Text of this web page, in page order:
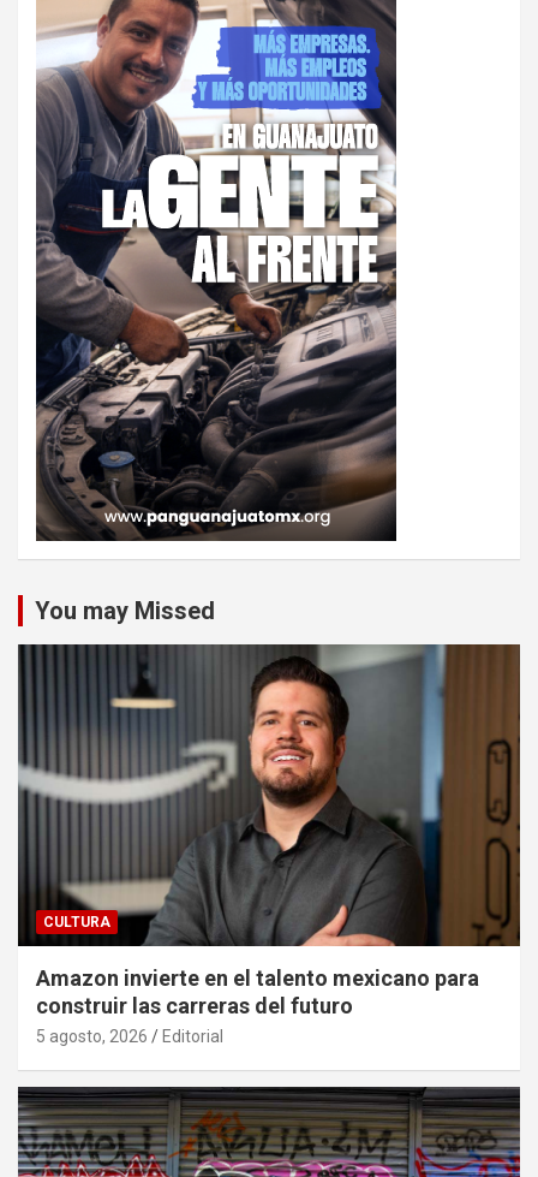
You may Missed
CULTURA
Amazon invierte en el talento mexicano para
construir las carreras del futuro
5 agosto, 2026 Editorial